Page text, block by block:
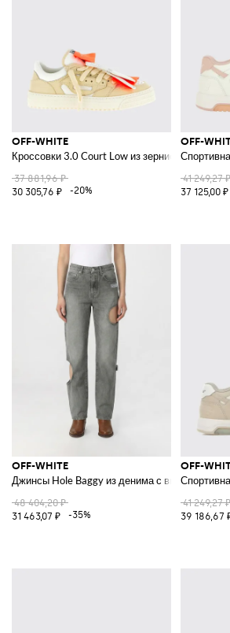
OFF-WHITE
Кроссовки 3.0 Court Low из зернистой кожи и
37 881,96 ₽
30 305,76 ₽
-20%
OFF-
41 249,27 ₽
37 125,00 ₽
OFF-WHITE
Джинсы Hole Baggy из денима с вырезами
48 404,20 ₽
31 463,07 ₽
-35%
OFF-
41 249,27 ₽
39 186,67